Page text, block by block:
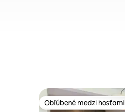
Obľúbené medzi hosťami
Obľúbené medzi hosťami